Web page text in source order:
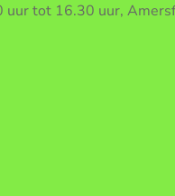
uur tot 16.30 uur,